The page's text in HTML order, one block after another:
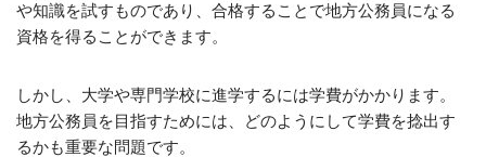
や知識を試すものであり、合格することで地方公務員になる
資格を得ることができます。
しかし、大学や専門学校に進学するには学費がかかります。
地方公務員を目指すためには、どのようにして学費を捻出す
るかも重要な問題です。